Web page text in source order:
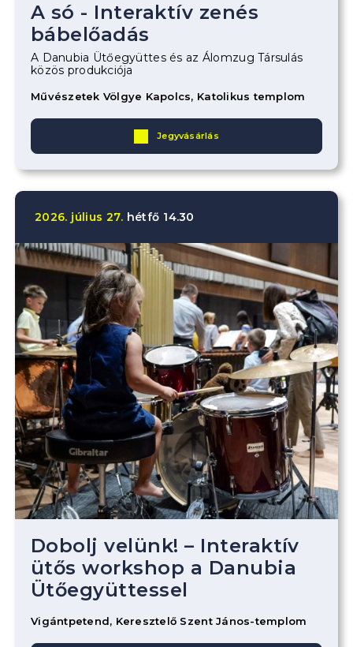
A só - Interaktív zenés
bábelőadás
A Danubia Ütőegyüttes és az Álomzug Társulás
közös produkciója
Művészetek Völgye Kapolcs, Katolikus templom
Jegyvásárlás
2026. július 27. hétfő 14.30
Dobolj velünk! – Interaktív
ütős workshop a Danubia
Ütőegyüttessel
Vigántpetend, Keresztelő Szent János-templom